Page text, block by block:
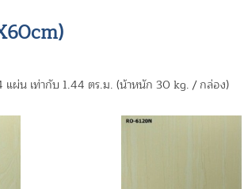
แผ่น เท่ากับ 1.44 ตร.ม. (น้าหนัก 30 kg. / กล่อง)